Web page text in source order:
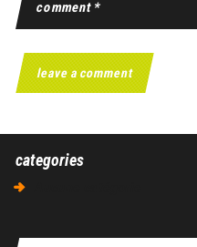
categories